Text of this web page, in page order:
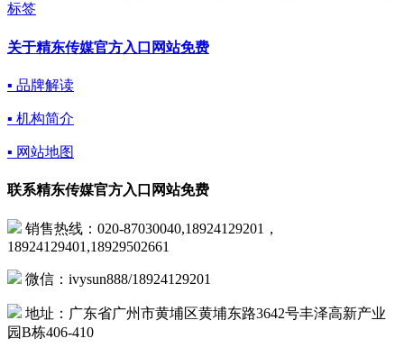
标签
关于精东传媒官方入口网站免费
▪ 品牌解读
▪ 机构简介
▪ 网站地图
联系精东传媒官方入口网站免费
销售热线：020-87030040,18924129201，
18924129401,18929502661
微信：ivysun888/18924129201
地址：广东省广州市黄埔区黄埔东路3642号丰泽高新产业
园B栋406-410